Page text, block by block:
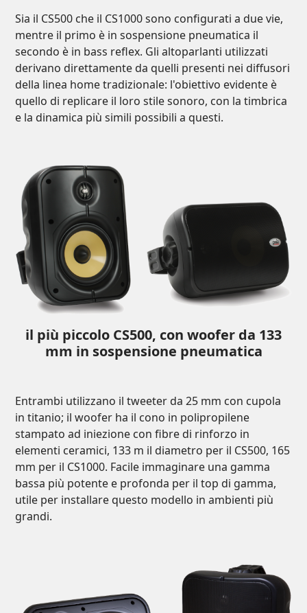
Sia il CS500 che il CS1000 sono configurati a due vie,
mentre il primo è in sospensione pneumatica il
secondo è in bass reflex. Gli altoparlanti utilizzati
derivano direttamente da quelli presenti nei diffusori
della linea home tradizionale: l'obiettivo evidente è
quello di replicare il loro stile sonoro, con la timbrica
e la dinamica più simili possibili a questi.
il più piccolo CS500, con woofer da 133
mm in sospensione pneumatica
Entrambi utilizzano il tweeter da 25 mm con cupola
in titanio; il woofer ha il cono in polipropilene
stampato ad iniezione con fibre di rinforzo in
elementi ceramici, 133 m il diametro per il CS500, 165
mm per il CS1000. Facile immaginare una gamma
bassa più potente e profonda per il top di gamma,
utile per installare questo modello in ambienti più
grandi.